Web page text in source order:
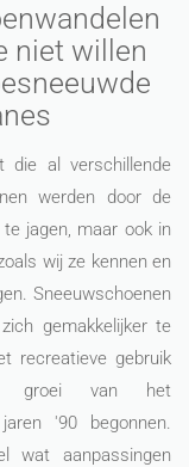
niet willen
die al verschillende
werden door de
jagen, maar ook in
wij ze kennen en
Sneeuwschoenen
gemakkelijker te
recreatieve gebruik
groei van het
'90 begonnen.
wat aanpassingen